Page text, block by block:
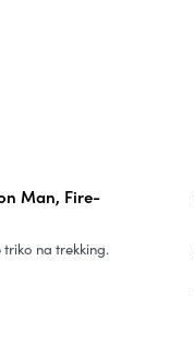
Man, Fire-
triko na trekking.